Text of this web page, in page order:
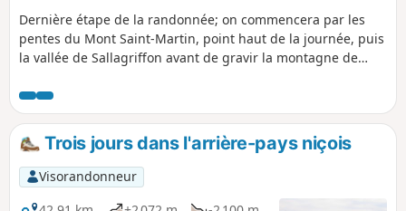
Dernière étape de la randonnée; on commencera par les
pentes du Mont Saint-Martin, point haut de la journée, puis
la vallée de Sallagriffon avant de gravir la montagne de
vallée et en passant par le village de Saint-Pierre. Très belle
étape, variée, un peu plus difficile que les deux
précédentes mais la beauté des paysages rencontrés
compense la difficulté !
Trois jours dans l'arrière-pays niçois
Visorandonneur